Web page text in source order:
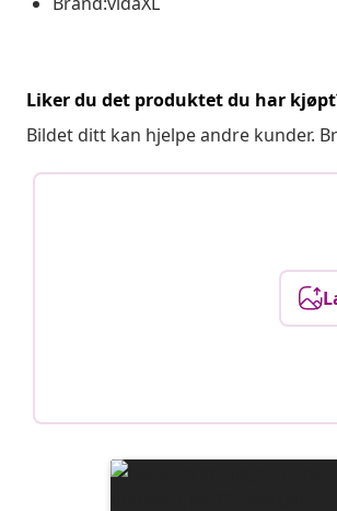
Liker du det produktet du har
Bildet ditt kan hjelpe andre kunder.